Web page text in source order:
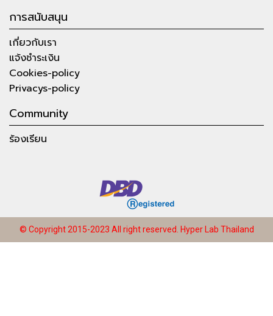
การสนับสนุน
เกี่ยวกับเรา
แจ้งชำระเงิน
Cookies-policy
Privacys-policy
Community
ร้องเรียน
© Copyright 2015-2023 All right reserved. Hyper Lab Thailand